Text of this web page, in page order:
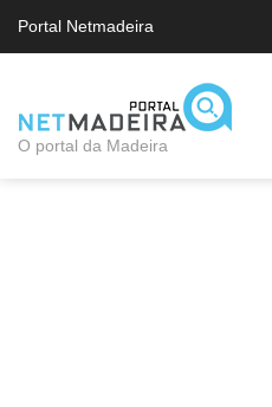
Portal Netmadeira
O portal da Madeira